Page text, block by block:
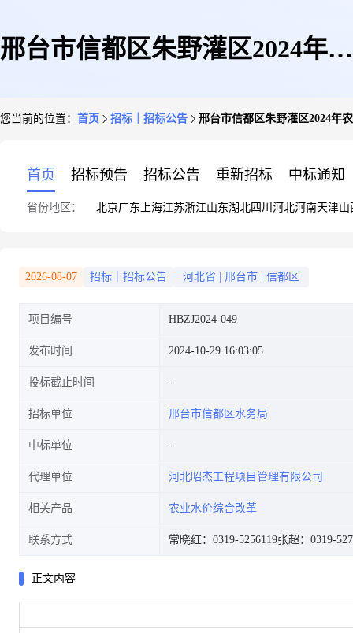
邢台市信都区朱野灌区2024年农
您当前的位置： 首页 招标｜招标公告 邢台市信都区朱野灌区2024年
首页 招标预告 招标公告 重新招标 中标通知
省份地区： 北京广东 上海江苏浙江山东湖北四川 河北河南天津山
2026-08-07 招标｜招标公告 河北省 邢台市 信都区
项目编号 HBZJ2024-049
发布时间 2024-10-29 16:03:05
投标截止时间
招标单位 邢台市信都区水务局
中标单位
代理单位 河北昭杰工程项目管理有限公司
相关产品 农业水价综合改革
联系方式 常晓红：0319-5256119张超：0319-
正文内容